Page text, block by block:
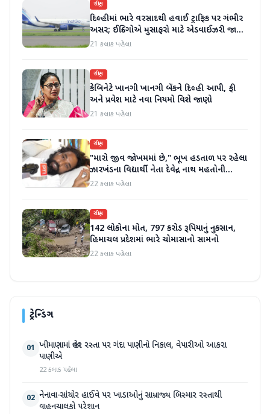
રાષ્ટ્રીય
દિલ્હીમાં ભારે વરસાદથી હવાઈ ટ્રાફિક પર ગંભીર
અસર; ઈન્ડિગોએ મુસાફરો માટે એડવાઈઝરી જાહેર
કરી
21 કલાક પહેલા
રાષ્ટ્રીય
કેબિનેટે ખાનગી ખાનગી બેંકને દિલ્હી આપી, ફી
અને પ્રવેશ માટે નવા નિયમો વિશે જાણો
21 કલાક પહેલા
રાષ્ટ્રીય
"મારો જીવ જોખમમાં છે," ભૂખ હડતાળ પર રહેલા
ઝારખંડના વિદ્યાર્થી નેતા દેવેન્દ્ર નાથ મહતોની
તબિયત ખરાબ
22 કલાક પહેલા
રાષ્ટ્રીય
142 લોકોના મોત, 797 કરોડ રૂપિયાનું નુકસાન,
હિમાચલ પ્રદેશમાં ભારે ચોમાસાનો સામનો
22 કલાક પહેલા
ટ્રેન્ડિંગ
01 ખીમાણામાં જાહેર રસ્તા પર ગંદા પાણીનો નિકાલ, વેપારીઓ આકરા
પાણીએ
22 કલાક પહેલા
02 નેનાવા-સાંચોર હાઈવે પર ખાડાઓનું સામ્રાજ્ય બિસ્માર રસ્તાથી
વાહનચાલકો પરેશાન